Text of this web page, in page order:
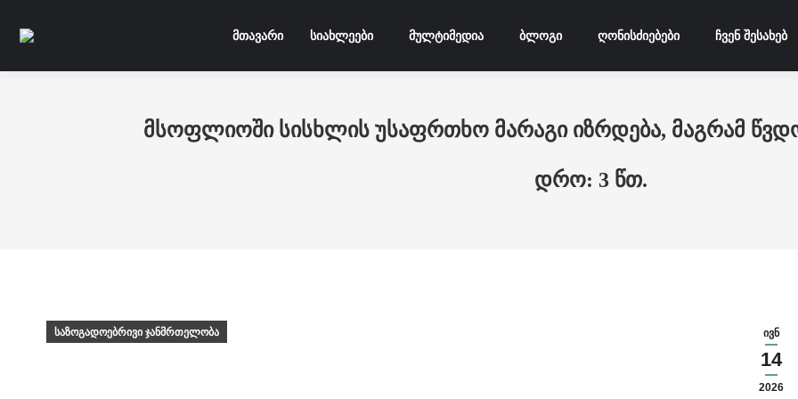
მთავარი სიახლეები მულტიმედია ბლოგი ღონისძიებები ჩვენ შესახებ
მსოფლიოში სისხლის უსაფრთხო მარაგი იზრდება, მაგრამ
ივნ
14
2026
საზოგადოებრივი ჯანმრთელობა